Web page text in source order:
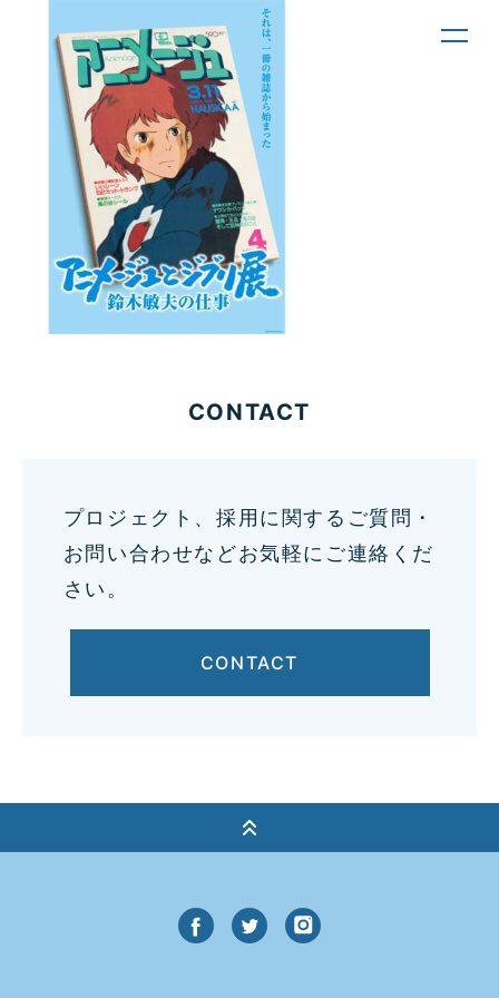
CONTACT
プロジェクト、採用に関するご質問・
お問い合わせなどお気軽にご連絡くだ
さい。
CONTACT